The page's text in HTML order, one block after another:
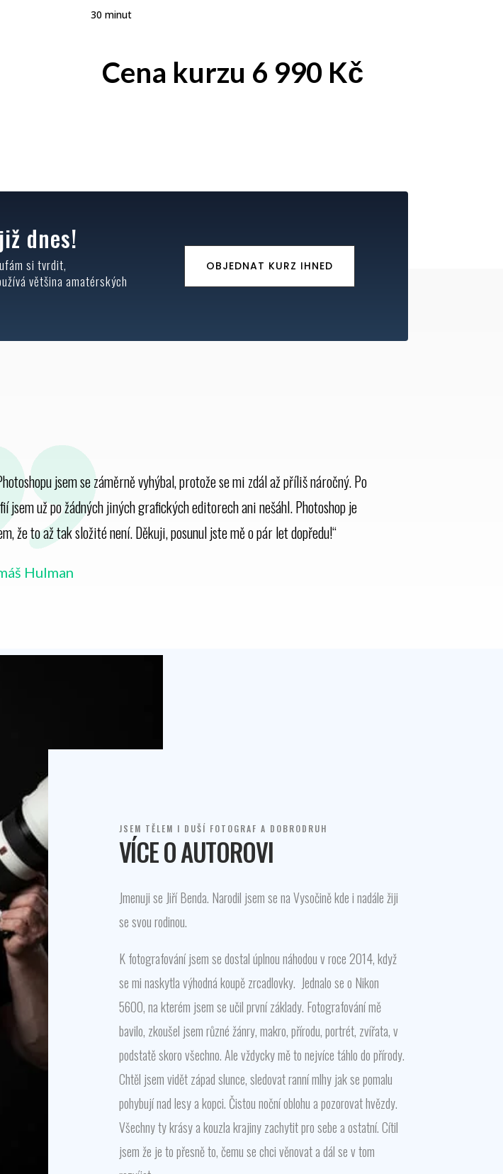
30 minut
Cena kurzu 6 990 Kč
dnes!
si tvrdit,
většina amatérských
OBJEDNAT KURZ IHNED
jsem se záměrně vyhýbal, protože se mi zdál až příliš náročný. Po
už po žádných jiných grafických editorech ani nešáhl. Photoshop je
že to až tak složité není. Děkuji, posunul jste mě o pár let dopředu!“
Hulman
JSEM TĚLEM I DUŠÍ FOTOGRAF A DOBRODRUH
VÍCE O AUTOROVI
Jmenuji se Jiří Benda. Narodil jsem se na Vysočině kde i nadále žiji
se svou rodinou.
K fotografování jsem se dostal úplnou náhodou v roce 2014, když
se mi naskytla výhodná koupě zrcadlovky. Jednalo se o Nikon
5600, na kterém jsem se učil první základy. Fotografování mě
bavilo, zkoušel jsem různé žánry, makro, přírodu, portrét, zvířata, v
podstatě skoro všechno. Ale vždycky mě to nejvíce táhlo do přírody.
Chtěl jsem vidět západ slunce, sledovat ranní mlhy jak se pomalu
pohybují nad lesy a kopci. Čistou noční oblohu a pozorovat hvězdy.
Všechny ty krásy a kouzla krajiny zachytit pro sebe a ostatní. Cítil
jsem že je to přesně to, čemu se chci věnovat a dál se v tom